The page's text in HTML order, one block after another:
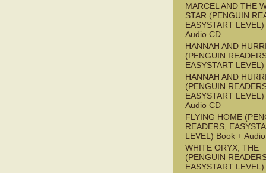
MARCEL AND THE
STAR (PENGUIN
EASYSTART
Audio CD
HANNAH AND
(PENGUIN
EASYSTART
HANNAH AND
(PENGUIN
EASYSTART
Audio CD
FLYING HOME
READERS,
LEVEL) Book +
WHITE ORYX, THE
(PENGUIN
EASYSTART